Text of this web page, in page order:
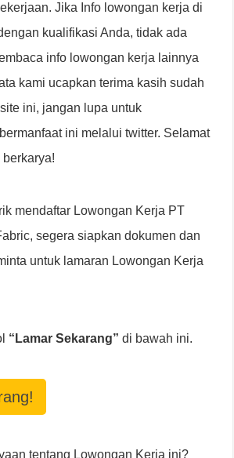
Jika Info lowongan kerja di
kualifikasi Anda, tidak ada
info lowongan kerja lainnya
kami ucapkan terima kasih sudah
ini, jangan lupa untuk
ini melalui twitter. Selamat
mendaftar Lowongan Kerja PT
segera siapkan dokumen dan
untuk lamaran Lowongan Kerja
“Lamar Sekarang” di bawah ini.
tentang Lowongan Kerja ini?